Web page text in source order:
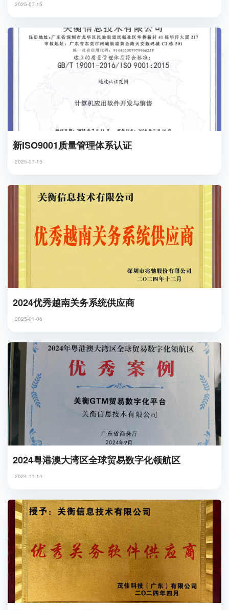
2025-07-15
新ISO9001质量管理体系认证
2025-07-15
2024优秀越南关务系统供应商
2025-01-06
2024粤港澳大湾区全球贸易数字化领航区
2024-11-14